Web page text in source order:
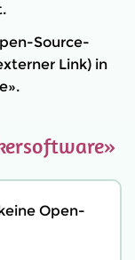
Source-
Link) in
Open-